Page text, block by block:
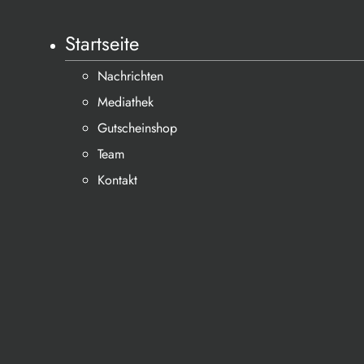
Startseite
Nachrichten
Mediathek
Gutscheinshop
Team
Kontakt